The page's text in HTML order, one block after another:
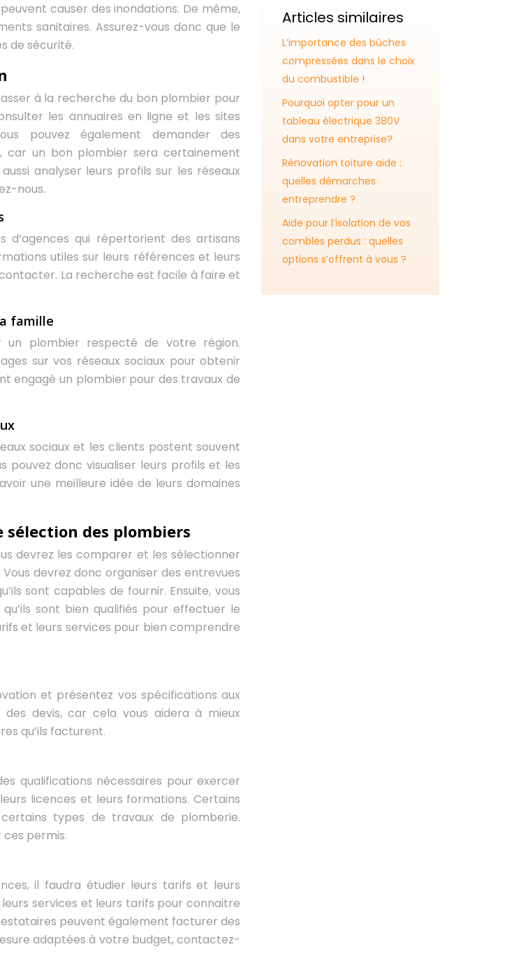
causer des inondations. De même,
sanitaires. Assurez-vous donc que le
de sécurité.
à la recherche du bon plombier pour
les annuaires en ligne et les sites
pouvez également demander des
car un bon plombier sera certainement
analyser leurs profils sur les réseaux
nous.
qui répertorient des artisans
utiles sur leurs références et leurs
La recherche est facile à faire et
famille
plombier respecté de votre région.
sur vos réseaux sociaux pour obtenir
engagé un plombier pour des travaux de
sociaux et les clients postent souvent
pouvez donc visualiser leurs profils et les
une meilleure idée de leurs domaines
sélection des plombiers
devrez les comparer et les sélectionner
devrez donc organiser des entrevues
sont capables de fournir. Ensuite, vous
sont bien qualifiés pour effectuer le
et leurs services pour bien comprendre
et présentez vos spécifications aux
des devis, car cela vous aidera à mieux
qu’ils facturent.
qualifications nécessaires pour exercer
licences et leurs formations. Certains
types de travaux de plomberie.
permis.
il faudra étudier leurs tarifs et leurs
services et leurs tarifs pour connaitre
peuvent également facturer des
adaptées à votre budget, contactez-
Articles similaires
L’importance des bûches
compressées dans le choix
du combustible !
Pourquoi opter pour un
tableau électrique 380V
dans votre entreprise?
Rénovation toiture aide :
quelles démarches
entreprendre ?
Aide pour l’isolation de vos
combles perdus : quelles
options s’offrent à vous ?